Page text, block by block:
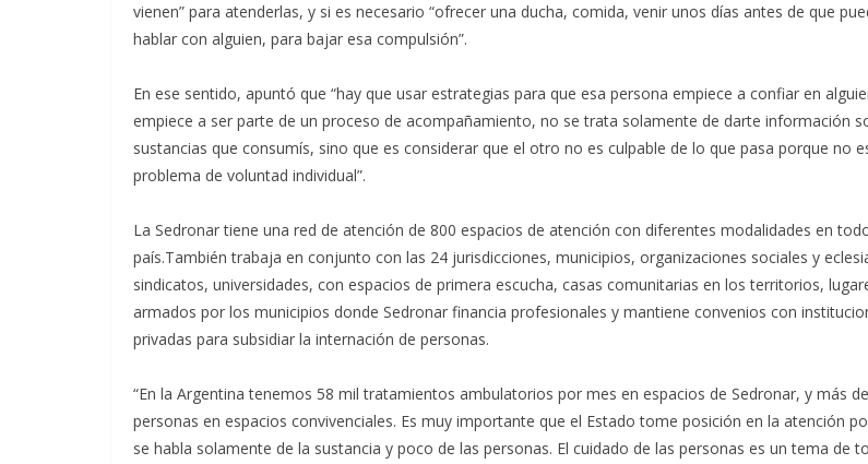
vienen” para atenderlas, y si es necesario “ofrecer una ducha, comida, venir unos días antes de que
hablar con alguien, para bajar esa compulsión”.
En ese sentido, apuntó que “hay que usar estrategias para que esa persona empiece a confiar en
empiece a ser parte de un proceso de acompañamiento, no se trata solamente de darte información
sustancias que consumís, sino que es considerar que el otro no es culpable de lo que pasa porque no
problema de voluntad individual”.
La Sedronar tiene una red de atención de 800 espacios de atención con diferentes modalidades en
país.También trabaja en conjunto con las 24 jurisdicciones, municipios, organizaciones sociales y
sindicatos, universidades, con espacios de primera escucha, casas comunitarias en los territorios,
armados por los municipios donde Sedronar financia profesionales y mantiene convenios con
privadas para subsidiar la internación de personas.
“En la Argentina tenemos 58 mil tratamientos ambulatorios por mes en espacios de Sedronar, y más
personas en espacios convivenciales. Es muy importante que el Estado tome posición en la atención
se habla solamente de la sustancia y poco de las personas. El cuidado de las personas es un tema de